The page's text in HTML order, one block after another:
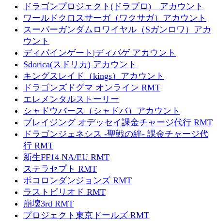
ドラゴンプロジェクト(ドラプロ) アカウント
ワールドクロスサーガ（ワクサガ）アカウント
スーパーガンダムロワイヤル（Sガンロワ）アカ
ウント
ディバインゲート|ディバゲ アカウント
Sdorica(スドリカ) アカウント
キングスレイド（kings）アカウント
ドラゴンズドグマ オンライン RMT
エレメンタルストーリー
シャドウバース（シャドバ）アカウント
ブレイジング オデッセイ課金チャージ代行 RMT
ドラゴンジェネシス -聖戦の絆- 課金チャージ代
行 RMT
新生FF14 NA/EU RMT
ステラセプト RMT
ポコロンダンジョンズ RMT
ラストピリオド RMT
崩壊3rd RMT
プロジェクト東京ドールズ RMT